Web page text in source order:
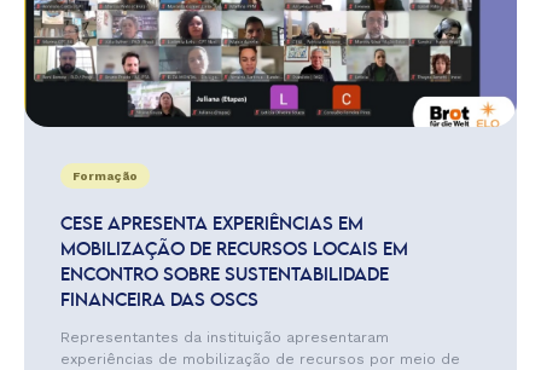
Formação
CESE APRESENTA EXPERIÊNCIAS EM
MOBILIZAÇÃO DE RECURSOS LOCAIS EM
ENCONTRO SOBRE SUSTENTABILIDADE
FINANCEIRA DAS OSCS
Representantes da instituição apresentaram
experiências de mobilização de recursos por meio de